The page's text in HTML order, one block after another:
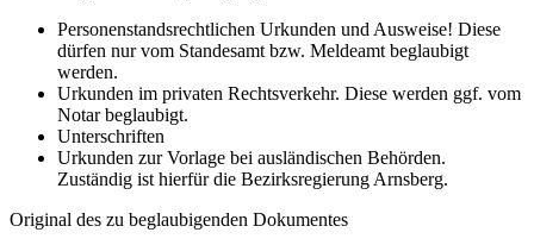
Personenstandsrechtlichen Urkunden und Ausweise! Diese
dürfen nur vom Standesamt bzw. Meldeamt beglaubigt
werden.
Urkunden im privaten Rechtsverkehr. Diese werden ggf. vom
Notar beglaubigt.
Unterschriften
Urkunden zur Vorlage bei ausländischen Behörden.
Zuständig ist hierfür die Bezirksregierung Arnsberg.
Original des zu beglaubigenden Dokumentes